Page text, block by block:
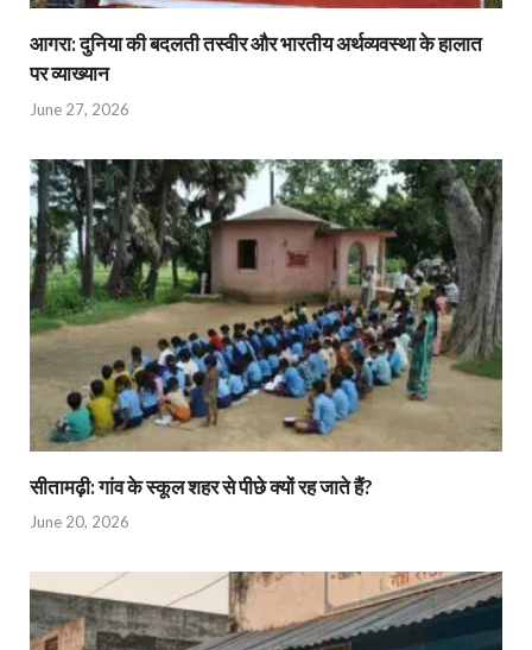
आगरा: दुनिया की बदलती तस्वीर और भारतीय अर्थव्यवस्था के हालात
पर व्याख्यान
June 27, 2026
सीतामढ़ी: गांव के स्कूल शहर से पीछे क्यों रह जाते हैं?
June 20, 2026